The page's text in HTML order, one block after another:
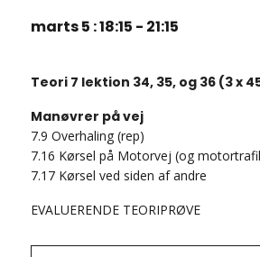
marts 5 : 18:15 - 21:15
Teori 7 lektion 34, 35, og 36 (3 x
Manøvrer på vej
7.9 Overhaling (rep)
7.16 Kørsel på Motorvej (og
7.17 Kørsel ved siden af andre
EVALUERENDE TEORIPRØVE